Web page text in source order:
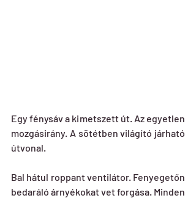
Egy fénysáv a kimetszett út. Az egyetlen
mozgásirány. A sötétben világító járható
útvonal.
Bal hátul roppant ventilátor. Fenyegetőn
bedaráló árnyékokat vet forgása. Minden